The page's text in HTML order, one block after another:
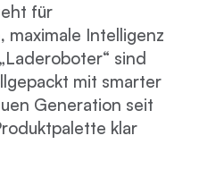
für
maximale Intelligenz
sind
mit smarter
Generation seit
klar